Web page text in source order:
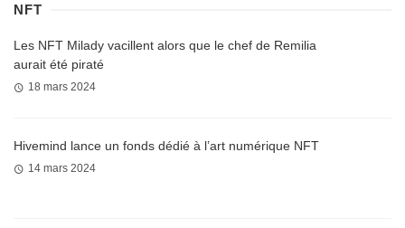
NFT
Les NFT Milady vacillent alors que le chef de Remilia
aurait été piraté
18 mars 2024
Hivemind lance un fonds dédié à l’art numérique NFT
14 mars 2024